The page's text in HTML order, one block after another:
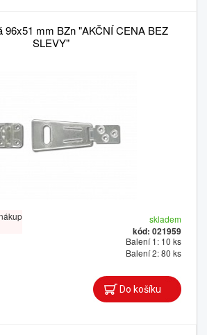
96x51 mm BZn "AKČNÍ CENA BEZ
SLEVY"
skladem
kód: 021959
Balení 1: 10 ks
Balení 2: 80 ks